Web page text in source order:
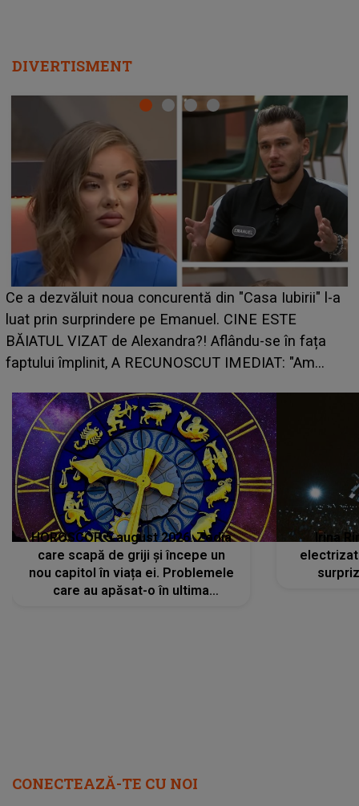
DIVERTISMENT
HOROSCOP 7 august 2026. Zodia care intră într-o
perioadă marcată de încercări. Problemele se adună
din toate părțile, iar o veste neașteptată îi dă planurile
peste cap
HOROSCOP 5 august 2026. Zodia
care scapă de griji și începe un
nou capitol în viața ei. Problemele
care au apăsat-o în ultima
Irina
CONECTEAZĂ-TE CU NOI